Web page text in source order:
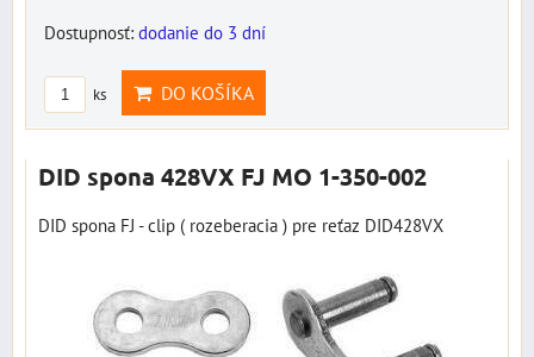
Dostupnosť: dodanie do 3 dní
ks DO KOŠÍKA
DID spona 428VX FJ MO 1-350-002
DID spona FJ - clip ( rozeberacia ) pre reťaz DID428VX